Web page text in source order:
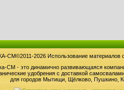
СМ©2011-2026 Использование материалов
СМ - это динамично развивающаяся
удобрения с доставкой
для городов Мытищи, Щёлково, Пушкино,